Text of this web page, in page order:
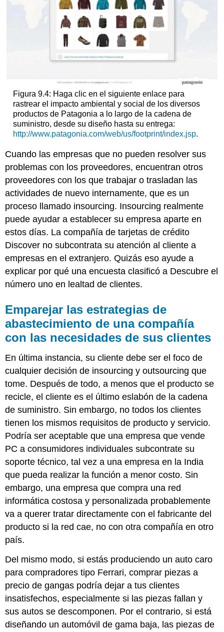
Figura 9.4: Haga clic en el siguiente enlace para
rastrear el impacto ambiental y social de los diversos
productos de Patagonia a lo largo de la cadena de
suministro, desde su diseño hasta su entrega:
http://www.patagonia.com/web/us/footprint/index.jsp.
Cuando las empresas que no pueden resolver sus
problemas con los proveedores, encuentran otros
proveedores con los que trabajar o trasladan las
actividades de nuevo internamente, que es un
proceso llamado insourcing. Insourcing realmente
puede ayudar a establecer su empresa aparte en
estos días. La compañía de tarjetas de crédito
Discover no subcontrata su atención al cliente a
empresas en el extranjero. Quizás eso ayude a
explicar por qué una encuesta clasificó a Descubre el
número uno en lealtad de clientes.
Emparejar las estrategias de
abastecimiento de una compañía
con las necesidades de sus clientes
En última instancia, su cliente debe ser el foco de
cualquier decisión de insourcing y outsourcing que
tome. Después de todo, a menos que el producto se
recicle, el cliente es el último eslabón de la cadena
de suministro. Sin embargo, no todos los clientes
tienen los mismos requisitos de producto y servicio.
Podría ser aceptable que una empresa que vende
PC a consumidores individuales subcontrate su
soporte técnico, tal vez a una empresa en la India
que pueda realizar la función a menor costo. Sin
embargo, una empresa que compra una red
informática costosa y personalizada probablemente
va a querer tratar directamente con el fabricante del
producto si la red cae, no con otra compañía en otro
país.
Del mismo modo, si estás produciendo un auto caro
para compradores tipo Ferrari, comprar piezas a
precio de gangas podría dejar a tus clientes
insatisfechos, especialmente si las piezas fallan y
sus autos se descomponen. Por el contrario, si está
diseñando un automóvil de gama baja, las piezas de